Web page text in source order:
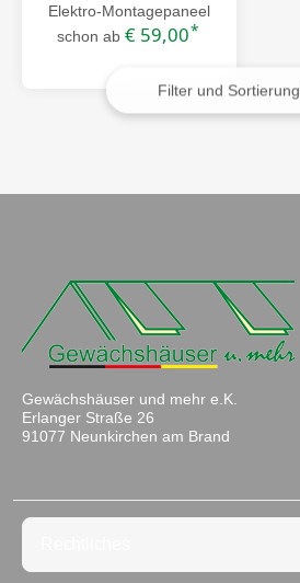
Filter und Sortierung
Elektro-Montagepaneel
schon ab € 59,00*
Gewächshäuser und mehr e.K.
Erlanger Straße 26
91077 Neunkirchen am Brand